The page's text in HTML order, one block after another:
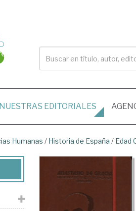
NUESTRAS EDITORIALES
Humanas / Historia de España / Edad